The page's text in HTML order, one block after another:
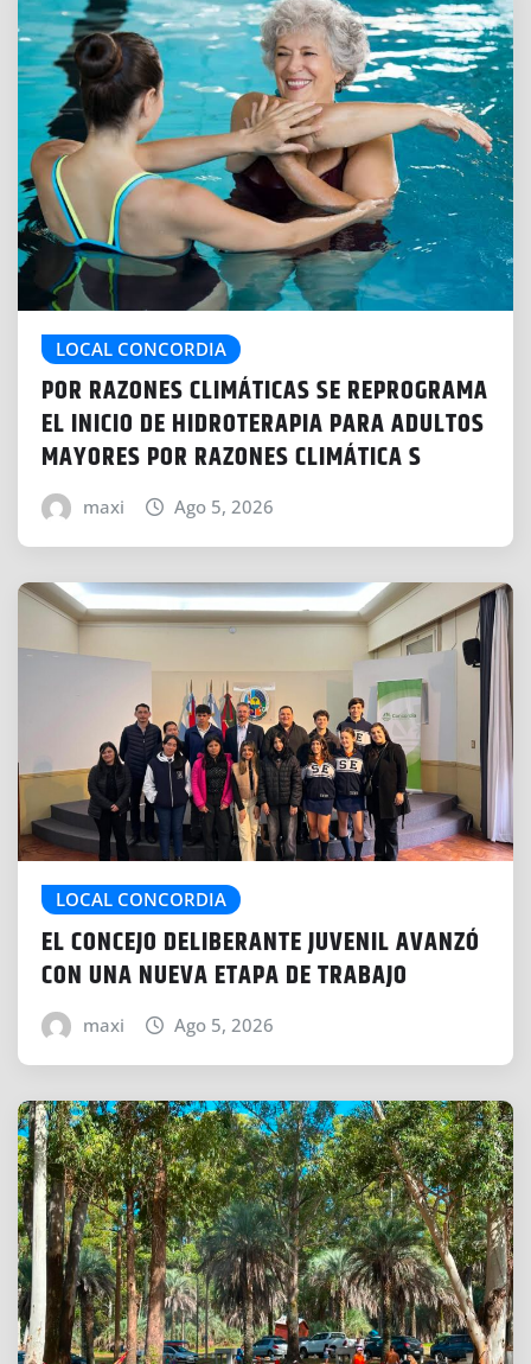
LOCAL CONCORDIA
POR RAZONES CLIMÁTICAS SE REPROGRAMA
EL INICIO DE HIDROTERAPIA PARA ADULTOS
MAYORES POR RAZONES CLIMÁTICA S
maxi Ago 5, 2026
LOCAL CONCORDIA
EL CONCEJO DELIBERANTE JUVENIL AVANZÓ
CON UNA NUEVA ETAPA DE TRABAJO
maxi Ago 5, 2026